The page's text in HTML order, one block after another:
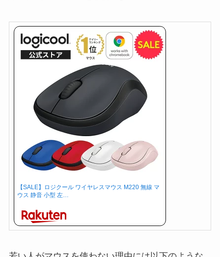
【SALE】ロジクール ワイヤレスマウス M220 無線 マ
ウス 静音 小型 左…